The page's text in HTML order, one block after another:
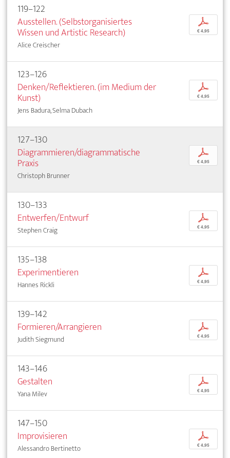
119–122
Ausstellen. (Selbstorganisiertes
Wissen und Artistic Research)
Alice Creischer
p
€ 4,95
123–126
Denken/Reflektieren. (im Medium der
Kunst)
Jens Badura, Selma Dubach
p
€ 4,95
127–130
Diagrammieren/diagrammatische
Praxis
Christoph Brunner
p
€ 4,95
130–133
Entwerfen/Entwurf
Stephen Craig
p
€ 4,95
135–138
Experimentieren
Hannes Rickli
p
€ 4,95
139–142
Formieren/Arrangieren
Judith Siegmund
p
€ 4,95
143–146
Gestalten
Yana Milev
p
€ 4,95
147–150
Improvisieren
Alessandro Bertinetto
p
€ 4,95